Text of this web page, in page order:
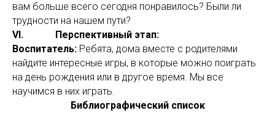
вам больше всего сегодня понравилось? Были ли
трудности на нашем пути?
VI. Перспективный этап:
Воспитатель: Ребята, дома вместе с родителями
найдите интересные игры, в которые можно поиграть
на день рождения или в другое время. Мы все
научимся в них играть.
Библиографический список